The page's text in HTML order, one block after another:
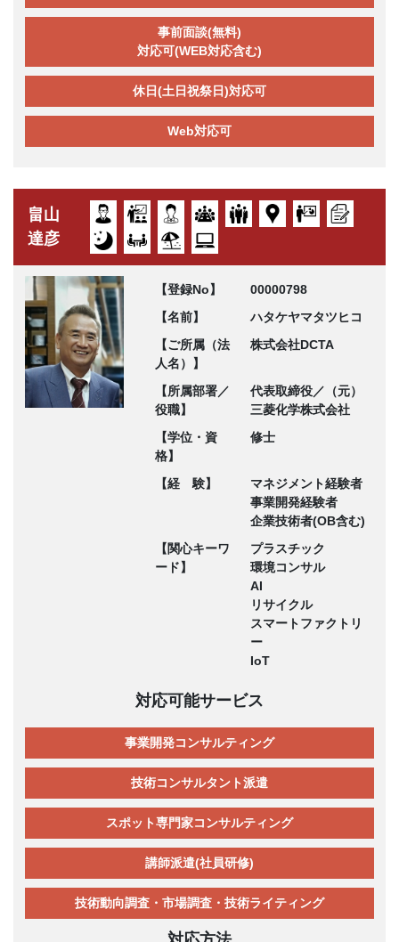
事前面談(無料)
対応可(WEB対応含む)
休日(土日祝祭日)対応可
Web対応可
畠山
達彦
【登録No】
00000798
【名前】
ハタケヤマタツヒコ
【ご所属（法
人名）】
株式会社DCTA
【所属部署／
役職】
代表取締役／（元）
三菱化学株式会社
【学位・資
格】
修士
【経 験】
マネジメント経験者
事業開発経験者
企業技術者(OB含む)
【関心キーワ
ード】
プラスチック
環境コンサル
AI
リサイクル
スマートファクトリ
ー
IoT
対応可能サービス
事業開発コンサルティング
技術コンサルタント派遣
スポット専門家コンサルティング
講師派遣(社員研修)
技術動向調査・市場調査・技術ライティング